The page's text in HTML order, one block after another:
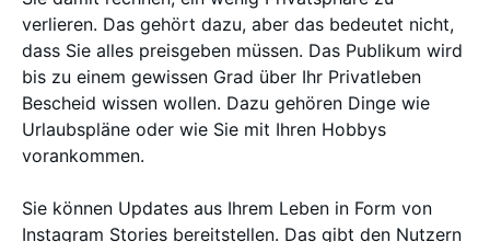
verlieren. Das gehört dazu, aber das bedeutet nicht,
dass Sie alles preisgeben müssen. Das Publikum wird
bis zu einem gewissen Grad über Ihr Privatleben
Bescheid wissen wollen. Dazu gehören Dinge wie
Urlaubspläne oder wie Sie mit Ihren Hobbys
vorankommen.
Sie können Updates aus Ihrem Leben in Form von
Instagram Stories bereitstellen. Das gibt den Nutzern